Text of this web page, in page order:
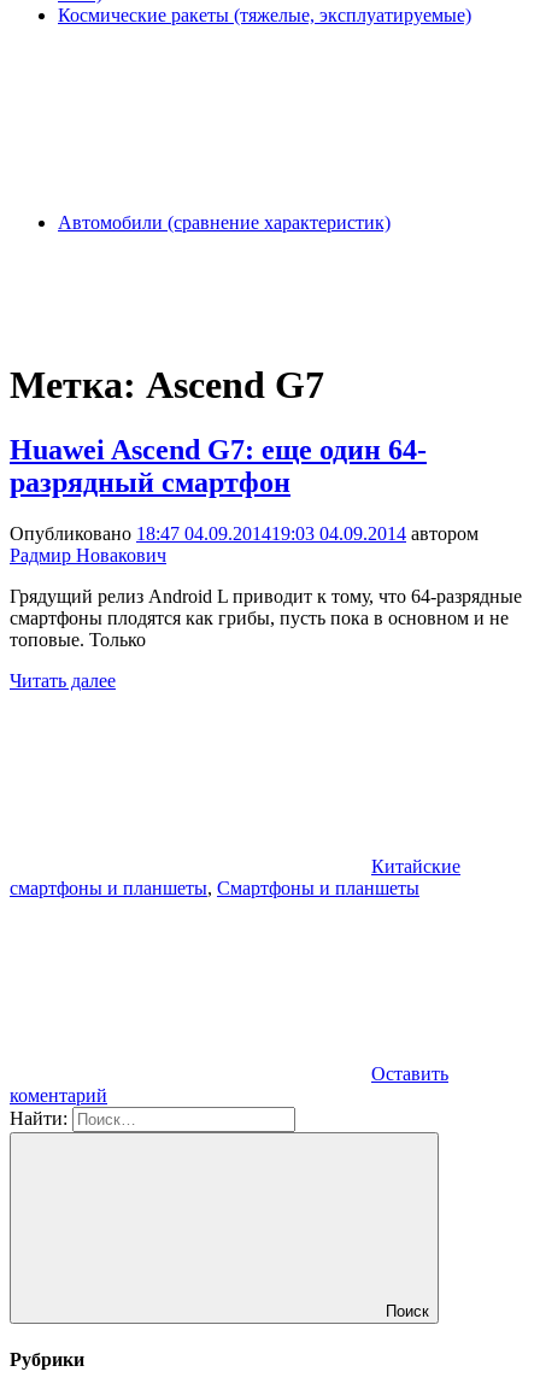
Космические ракеты (тяжелые, эксплуатируемые)
Автомобили (сравнение характеристик)
Метка: Ascend G7
Huawei Ascend G7: еще один 64-
разрядный смартфон
Опубликовано 18:47 04.09.201419:03 04.09.2014 автором
Радмир Новакович
Грядущий релиз Android L приводит к тому, что 64-разрядные
смартфоны плодятся как грибы, пусть пока в основном и не
топовые. Только
Читать далее
Китайские
смартфоны и планшеты, Смартфоны и планшеты
Оставить
коментарий
Найти:
Поиск
Рубрики